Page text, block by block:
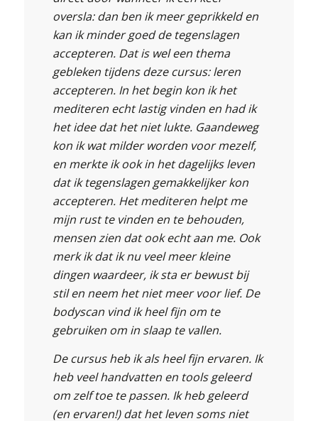
oversla: dan ben ik meer geprikkeld en
kan ik minder goed de tegenslagen
accepteren. Dat is wel een thema
gebleken tijdens deze cursus: leren
accepteren. In het begin kon ik het
mediteren echt lastig vinden en had ik
het idee dat het niet lukte. Gaandeweg
kon ik wat milder worden voor mezelf,
en merkte ik ook in het dagelijks leven
dat ik tegenslagen gemakkelijker kon
accepteren. Het mediteren helpt me
mijn rust te vinden en te behouden,
mensen zien dat ook echt aan me. Ook
merk ik dat ik nu veel meer kleine
dingen waardeer, ik sta er bewust bij
stil en neem het niet meer voor lief. De
bodyscan vind ik heel fijn om te
gebruiken om in slaap te vallen.
De cursus heb ik als heel fijn ervaren. Ik
heb veel handvatten en tools geleerd
om zelf toe te passen. Ik heb geleerd
(en ervaren!) dat het leven soms niet